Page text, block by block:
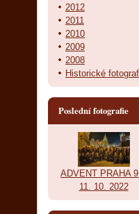
2012
2011
2010
2009
2008
Historické
Poslední fotografie
ADVENT PRAHA
11. 10. 2022